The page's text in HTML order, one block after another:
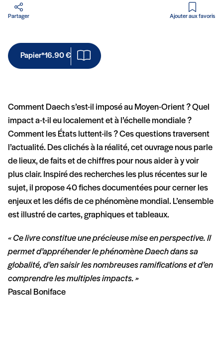
Partager Ajouter aux favoris
Papier*16.90 €
Comment Daech s’est-il imposé au Moyen-Orient ? Quel
impact a-t-il eu localement et à l’échelle mondiale ?
Comment les États luttent-ils ? Ces questions traversent
l’actualité. Des clichés à la réalité, cet ouvrage nous parle
de lieux, de faits et de chiffres pour nous aider à y voir
plus clair. Inspiré des recherches les plus récentes sur le
sujet, il propose 40 fiches documentées pour cerner les
enjeux et les défis de ce phénomène mondial. L’ensemble
est illustré de cartes, graphiques et tableaux.
« Ce livre constitue une précieuse mise en perspective. Il
permet d’appréhender le phénomène Daech dans sa
globalité, d’en saisir les nombreuses ramifications et d’en
comprendre les multiples impacts. »
Pascal Boniface